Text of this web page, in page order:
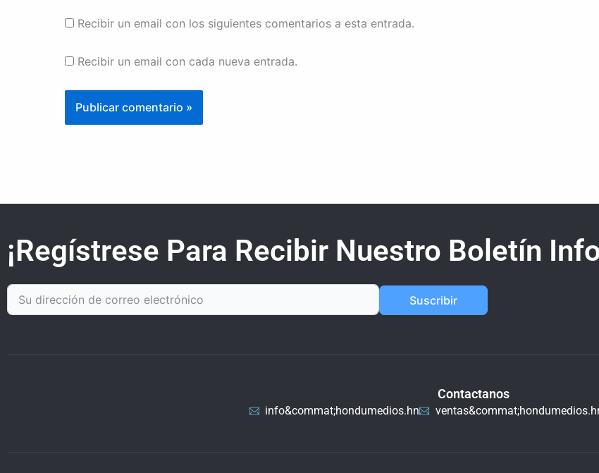
Recibir un email con los siguientes comentarios a esta entrada.
Recibir un email con cada nueva entrada.
¡Regístrese Para Recibir Nuestro Boletín
Suscribir
Contactanos
info&commat;hondumedios.hn